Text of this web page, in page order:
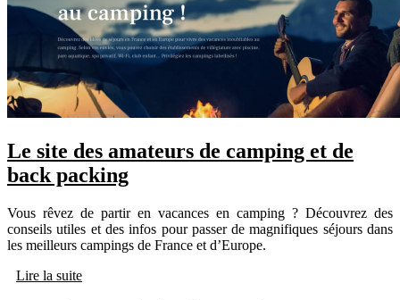
Le site des amateurs de camping et de
back packing
Vous rêvez de partir en vacances en camping ? Découvrez des
conseils utiles et des infos pour passer de magnifiques séjours dans
les meilleurs campings de France et d’Europe.
Lire la suite